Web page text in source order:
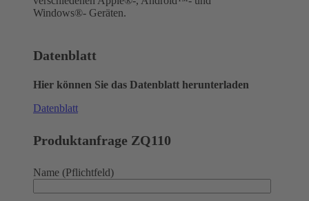
Windows®- Geräten.
Datenblatt
Hier können Sie das Datenblatt herunterladen
Datenblatt
Produktanfrage ZQ110
Name (Pflichtfeld)